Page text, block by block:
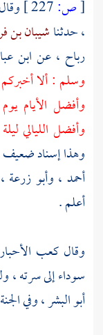
[ص: وقال
، حدثناشيبان بن
رباح ، عن ابن
وسلم : ألا أخبركم
وأفضل الأيام
وأفضل الليالي
وهذا إسناد
أحمد ، وأبو زرعة ،
أعلم .
وقالكعب الأحبار
سوداء إلى سرته ،
أبو البشر، وفي